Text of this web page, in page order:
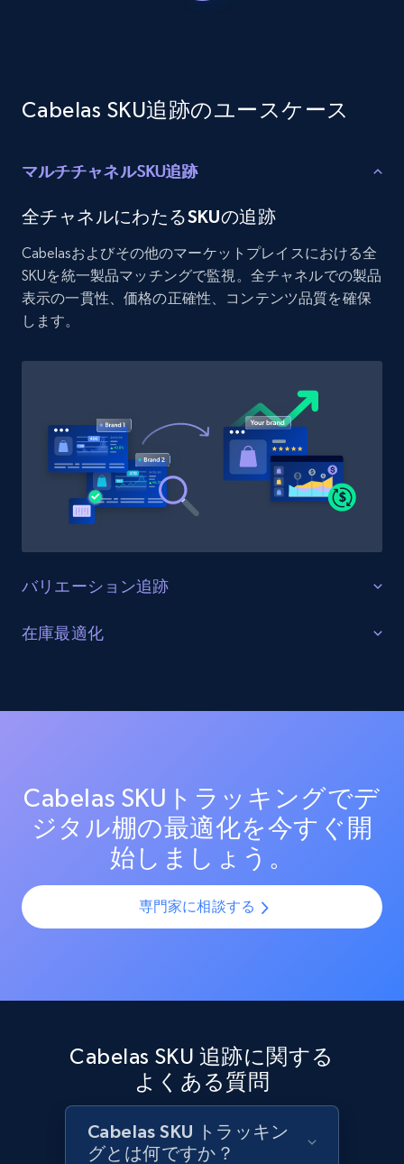
Amazon products search
Asin, URL, Name, Sponsored, Initial price, Final
price, Currency, Sold, and more.
URL, Product id, Title, Product description,
Rating, Reviews count, Initial price, Discount,
and more.
1.3K+
specified keywords
Target - Discover products by category url
URL, Product id, Title, Product description,
UPC
URL, Product id, Title, Product description,
Rating, Reviews count, Initial price, Discount,
and more.
Cabelas SKU追跡のユースケース
マルチチャネルSKU追跡
全チャネルにわたるSKUの追跡
Cabelasおよびその他のマーケットプレイスにおける全
SKUを統一製品マッチングで監視。全チャネルでの製品
表示の一貫性、価格の正確性、コンテンツ品質を確保
します。
バリエーション追跡
すべての製品バリエーションを監視する
ンの一貫性を確保し、欠落バリエーションを特定し、
在庫最適化
すべてのCabelasチャネルにおける在庫状況をリアルタ
Cabelas SKUトラッキングでデ
ジタル棚の最適化を今すぐ開
始しましょう。
専門家に相談する
Cabelas SKU 追跡に関する
よくある質問
Cabelas SKU トラッキン
グとは何ですか？